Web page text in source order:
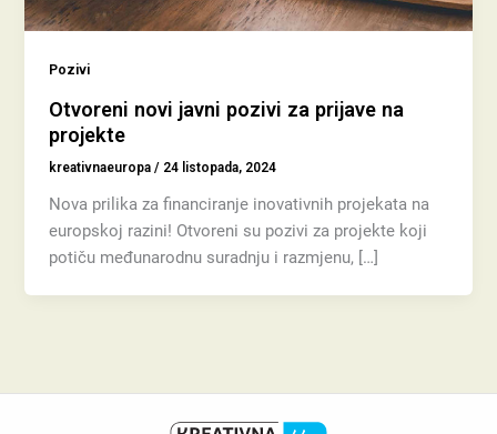
Pozivi
Otvoreni novi javni pozivi za prijave na
projekte
kreativnaeuropa/ 24 listopada, 2024
Nova prilika za financiranje inovativnih projekata na
europskoj razini! Otvoreni su pozivi za projekte koji
potiču međunarodnu suradnju i razmjenu, […]